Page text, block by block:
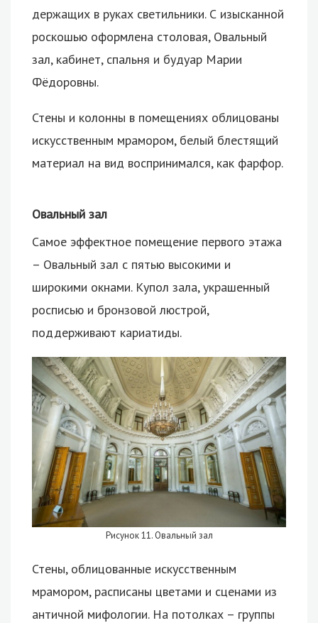
держащих в руках светильники. С изысканной
роскошью оформлена столовая, Овальный
зал, кабинет, спальня и будуар Марии
Фёдоровны.
Стены и колонны в помещениях облицованы
искусственным мрамором, белый блестящий
материал на вид воспринимался, как фарфор.
Овальный зал
Самое эффектное помещение первого этажа
– Овальный зал с пятью высокими и
широкими окнами. Купол зала, украшенный
росписью и бронзовой люстрой,
поддерживают кариатиды.
Рисунок 11. Овальный зал
Стены, облицованные искусственным
мрамором, расписаны цветами и сценами из
античной мифологии. На потолках – группы